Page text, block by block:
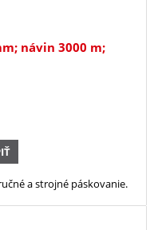
návin 3000 m;
a strojné páskovanie.